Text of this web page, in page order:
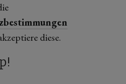
diese.